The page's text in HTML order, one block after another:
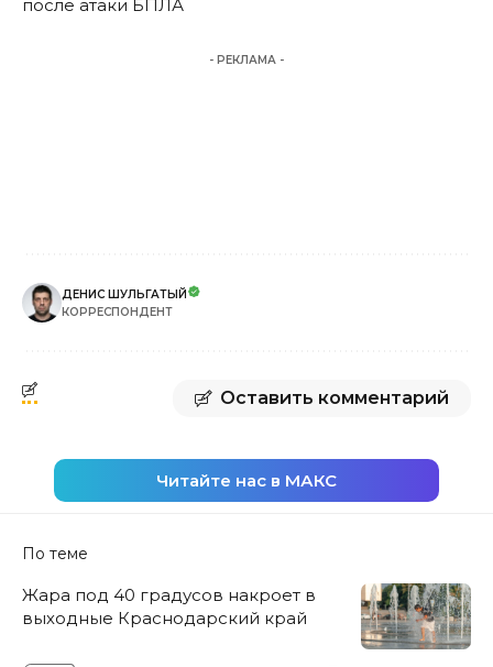
после атаки БПЛА
- РЕКЛАМА -
ДЕНИС ШУЛЬГАТЫЙ
КОРРЕСПОНДЕНТ
Оставить комментарий
Читайте нас в МАКС
По теме
Жара под 40 градусов накроет в
выходные Краснодарский край